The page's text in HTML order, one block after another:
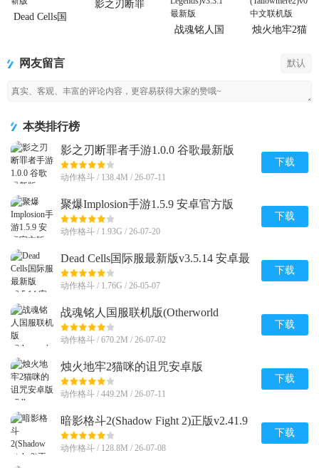
Dead Cells国
影之刃断罪
战魂铭人国
烛火地牢2猫
(Tallowmere2)
网友留言 默认
本类排行榜
影之刃断罪者手游1.0.0 谷歌最新版
动作格斗 / 138.4M / 26-07-11
下载
聚爆Implosion手游1.5.9 安卓官方版
动作格斗 / 1.93G / 26-07-20
下载
Dead Cells国际服最新版v3.5.14 安卓最
新版
动作格斗 / 1.76G / 26-05-07
下载
战魂铭人国服联机版(Otherworld
Legends)v3.3.1 最新版
动作格斗 / 670.2M / 26-07-02
下载
烛火地牢2猫咪的诅咒安卓版
(Tallowmere2)v0.3.7n中文联机版
动作格斗 / 449.2M / 26-07-11
下载
暗影格斗2(Shadow Fight 2)正版v2.41.9
官方版
动作格斗 / 128.8M / 26-07-08
下载